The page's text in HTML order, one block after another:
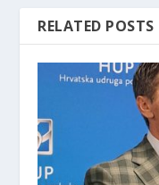
RELATED POSTS